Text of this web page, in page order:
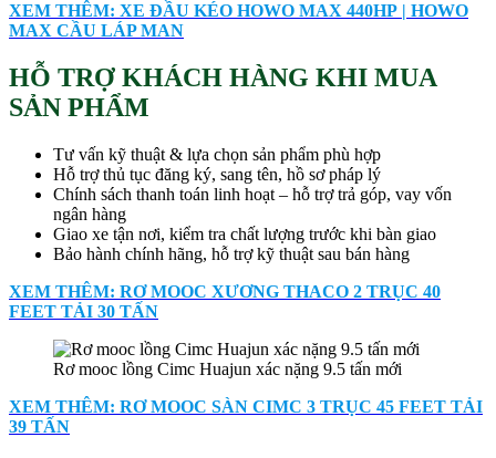
XEM THÊM: XE ĐẦU KÉO HOWO MAX 440HP | HOWO
MAX CẦU LÁP MAN
HỖ TRỢ KHÁCH HÀNG KHI MUA
SẢN PHẨM
Tư vấn kỹ thuật & lựa chọn sản phẩm phù hợp
Hỗ trợ thủ tục đăng ký, sang tên, hồ sơ pháp lý
Chính sách thanh toán linh hoạt – hỗ trợ trả góp, vay vốn
ngân hàng
Giao xe tận nơi, kiểm tra chất lượng trước khi bàn giao
Bảo hành chính hãng, hỗ trợ kỹ thuật sau bán hàng
XEM THÊM: RƠ MOOC XƯƠNG THACO 2 TRỤC 40
FEET TẢI 30 TẤN
Rơ mooc lồng Cimc Huajun xác nặng 9.5 tấn mới
XEM THÊM: RƠ MOOC SÀN CIMC 3 TRỤC 45 FEET TẢI
39 TẤN